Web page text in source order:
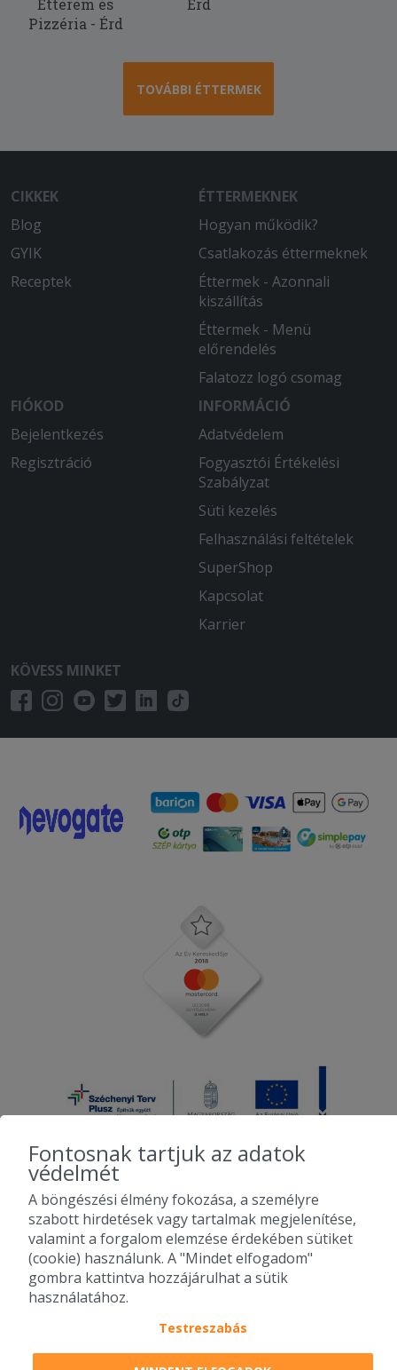
Étterem és
Pizzéria - Érd
Érd
TOVÁBBI ÉTTERMEK
CIKKEK
Blog
GYIK
Receptek
ÉTTERMEKNEK
Hogyan működik?
Csatlakozás éttermeknek
Éttermek - Azonnali
kiszállítás
Éttermek - Menü
előrendelés
Falatozz logó csomag
FIÓKOD
Bejelentkezés
Regisztráció
INFORMÁCIÓ
Adatvédelem
Fogyasztói Értékelési
Szabályzat
Süti kezelés
Felhasználási feltételek
SuperShop
Kapcsolat
Karrier
KÖVESS MINKET
2010-2026 Copyright - Falatozz.hu - Diston-line Kft.
Pizza, gyros, hamburger, menük kedvező áron, egy helyen az összes
étterem ajánlata.
Fontosnak tartjuk az adatok
védelmét
A böngészési élmény fokozása, a személyre
szabott hirdetések vagy tartalmak megjelenítése,
valamint a forgalom elemzése érdekében sütiket
(cookie) használunk. A "Mindet elfogadom"
gombra kattintva hozzájárulhat a sütik
használatához.
Testreszabás